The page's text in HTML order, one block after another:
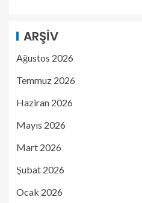
ARŞIV
Ağustos 2026
Temmuz 2026
Haziran 2026
Mayıs 2026
Mart 2026
Şubat 2026
Ocak 2026